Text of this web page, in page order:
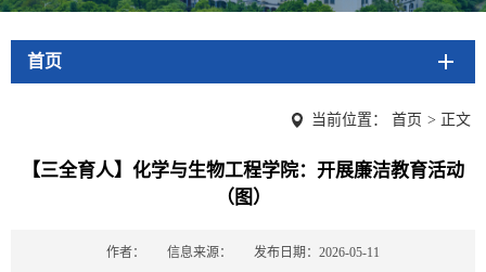
首页
当前位置： 首页 > 正文
【三全育人】化学与生物工程学院：开展廉洁教育活动
（图）
作者： 信息来源： 发布日期：2026-05-11